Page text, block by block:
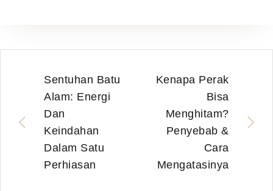
Sentuhan Batu
Alam: Energi
Dan
Keindahan
Dalam Satu
Perhiasan
Kenapa Perak
Bisa
Menghitam?
Penyebab &
Cara
Mengatasinya